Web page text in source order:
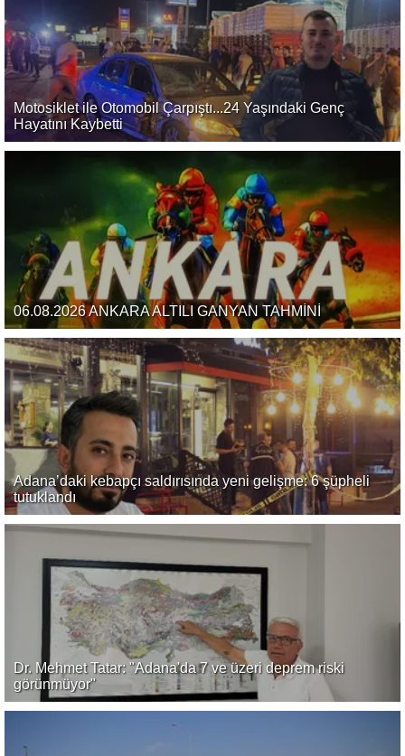
Motosiklet ile Otomobil Çarpıştı...24 Yaşındaki Genç
Hayatını Kaybetti
06.08.2026 ANKARA ALTILI GANYAN TAHMİNİ
Adana’daki kebapçı saldırısında yeni gelişme: 6 şüpheli
tutuklandı
Dr. Mehmet Tatar: "Adana'da 7 ve üzeri deprem riski
görünmüyor"